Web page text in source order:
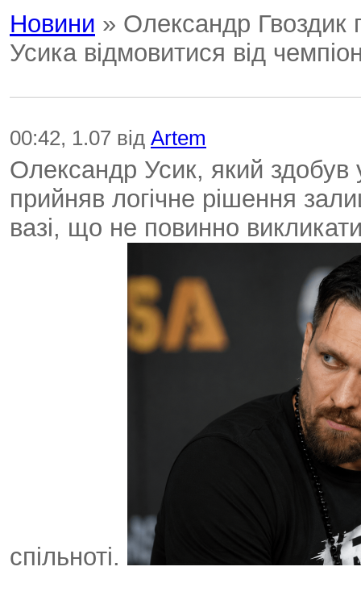
Новини » Олександр Гвоздик
Усика відмовитися від
00:42, 1.07 від Artem
Олександр Усик, який
прийняв логічне рішення
вазі, що не повинно
спільноті.